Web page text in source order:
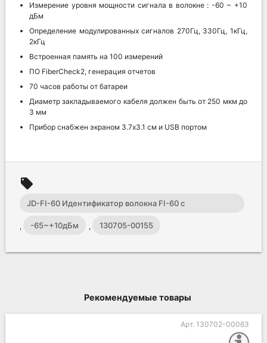
Измерение уровня мощности сигнала в волокне : -60 ~ +10
дБм
Определение модулированных сигналов 270Гц, 330Гц, 1кГц,
2кГц
Встроенная память на 100 измерений
ПО FiberCheck2, генерация отчетов
70 часов работы от батареи
Диаметр закладываемого кабеля должен быть от 250 мкм до
3 мм
Прибор снабжен экраном 3.7х3.1 см и USB портом
local_offer
JD-FI-60 Идентификатор волокна FI-60 с
измерителем мощности OPM
, -65~+10дБм , 130705-00155
Рекомендуемые товары
Арт. 130702-00063